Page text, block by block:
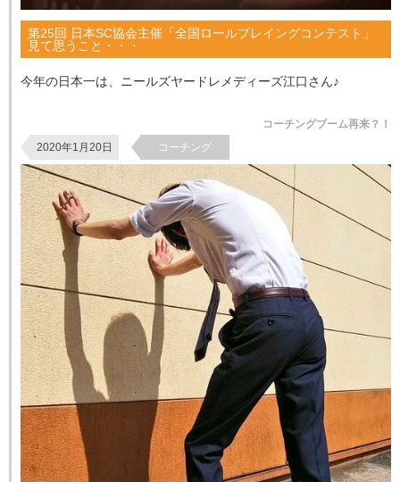
第25回 日本SC協会主催「全国ロールプレイングコンテスト」
見て思うこと・・・
今年の日本一は、ニールズヤードレメディーズ江口さん♪
コーチングブーム再来？！
2020年1月20日
コーチング